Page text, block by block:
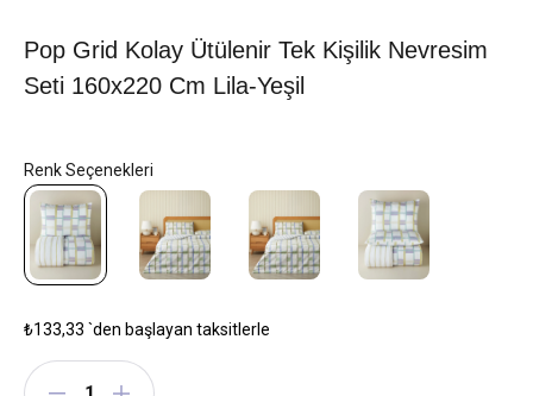
Pop Grid Kolay Ütülenir Tek Kişilik Nevresim
Seti 160x220 Cm Lila-Yeşil
₺133,33 `den başlayan taksitlerle